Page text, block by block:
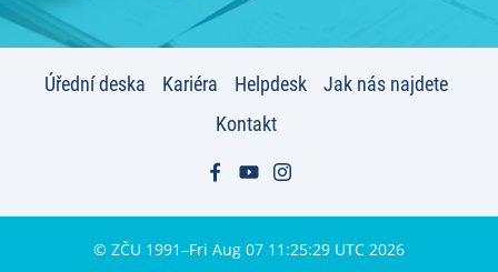
Úřední deska Kariéra Helpdesk
Jak nás najdete
Kontakt
© ZČU 1991–Fri Aug 07 11:25:29 UTC 2026